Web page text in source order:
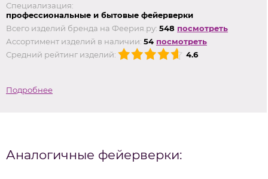
Специализация:
профессиональные и бытовые фейерверки
Всего изделий бренда на Феерия.ру: 548 посмотреть
Ассортимент изделий в наличии: 54 посмотреть
Средний рейтинг изделий:
4.6
Подробнее
Аналогичные фейерверки: